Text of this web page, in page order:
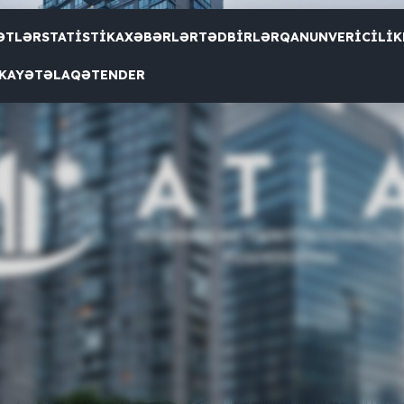
STATISTIKAXƏBƏRLƏRTƏDBIRLƏRQANUNVERICILIK
ƏLAQƏTENDER
ilə Tikinti və Quraşdırma İşləri üzrə Bakı Dövlət